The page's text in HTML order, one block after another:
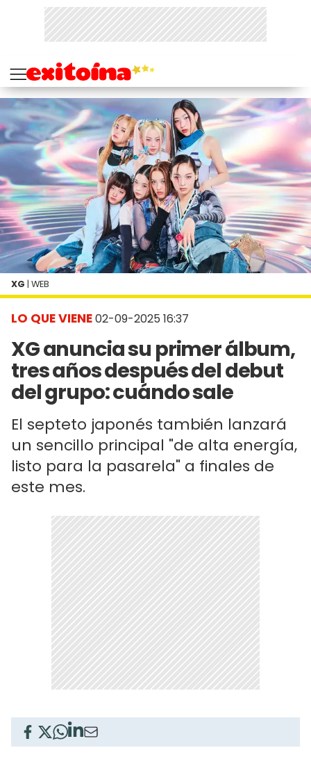
LO QUE VIENE02-09-2025 16:37
XG anuncia su primer álbum,
tres años después del debut
del grupo: cuándo sale
El septeto japonés también lanzará
un sencillo principal "de alta energía,
listo para la pasarela" a finales de
este mes.
XG | WEB